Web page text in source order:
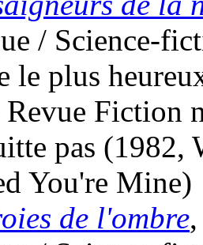
/ Science-
le plus
Fiction
pas (1982,
You're Mine)
de l'ombre